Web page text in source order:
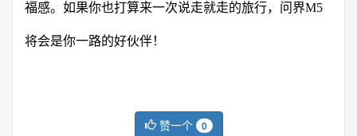
福感。如果你也打算来一次说走就走的旅行，问界M5
将会是你一路的好伙伴！
赞一个 0